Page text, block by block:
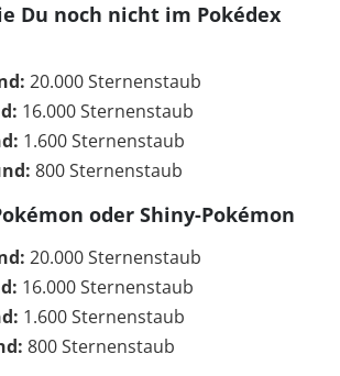
Du noch nicht im Pokédex
20.000 Sternenstaub
16.000 Sternenstaub
1.600 Sternenstaub
800 Sternenstaub
oder Shiny-Pokémon
20.000 Sternenstaub
16.000 Sternenstaub
1.600 Sternenstaub
800 Sternenstaub